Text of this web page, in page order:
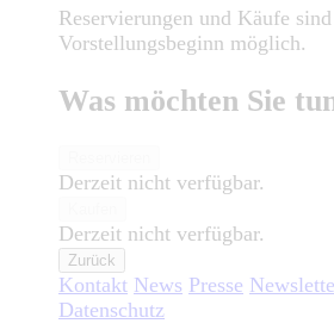
Reservierungen und Käufe
Vorstellungsbeginn möglich.
Was möchten Sie
Derzeit nicht verfügbar.
Derzeit nicht verfügbar.
Zurück
Kontakt News Presse
Datenschutz